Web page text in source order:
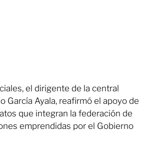
el dirigente de la central
García Ayala, reafirmó el apoyo de
que integran la federación de
emprendidas por el Gobierno